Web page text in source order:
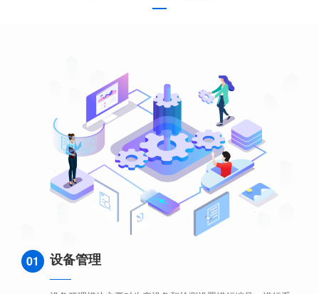
01 设备管理